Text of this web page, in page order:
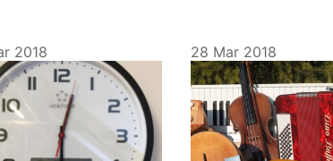
2018 28 Mar 2018